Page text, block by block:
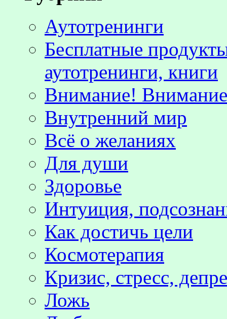
Аутотренинги
Бесплатные
аутотренинги, книги
Внимание!
Внутренний мир
Всё о желаниях
Для души
Здоровье
Интуиция,
Как достичь цели
Космотерапия
Кризис, стресс,
Ложь